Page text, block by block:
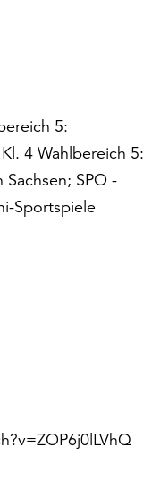
5:
4 Wahlbereich 5:
SPO -
Sportspiele